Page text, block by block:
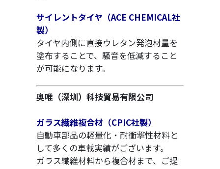
サイレントタイヤ（ACE CHEMICAL社
製）
タイヤ内側に直接ウレタン発泡材量を
塗布することで、騒音を低減すること
が可能になります。
奥唯（深圳）科技貿易有限公司
ガラス繊維複合材（CPIC社製）
自動車部品の軽量化・耐衝撃性材料と
して多くの車載実績がございます。
ガラス繊維材料から複合材まで、ご提